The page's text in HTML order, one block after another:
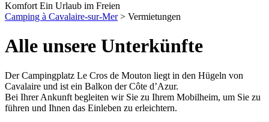
Komfort Ein Urlaub im Freien
Camping à Cavalaire-sur-Mer> Vermietungen
Alle unsere Unterkünfte
Der Campingplatz Le Cros de Mouton liegt in den Hügeln von
Cavalaire und ist ein Balkon der Côte d’Azur.
Bei Ihrer Ankunft begleiten wir Sie zu Ihrem Mobilheim, um Sie zu
führen und Ihnen das Einleben zu erleichtern.